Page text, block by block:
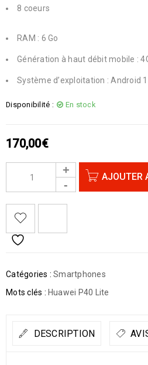
8 coeurs
RAM : 6 Go
Génération à haut débit mobile :
Système d’exploitation : Android
Disponibilité : En stock
170,00€
AJOUTER
Catégories : Smartphones
Mots clés : Huawei P40 Lite
DESCRIPTION